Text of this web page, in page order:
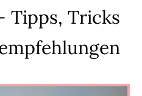
Tipps, Tricks